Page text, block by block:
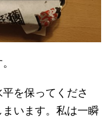
を保ってくださ
います。私は一瞬